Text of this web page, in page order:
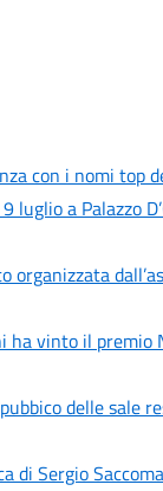
con i nomi top
luglio a Palazzo
ha vinto il premio
delle sale
di Sergio